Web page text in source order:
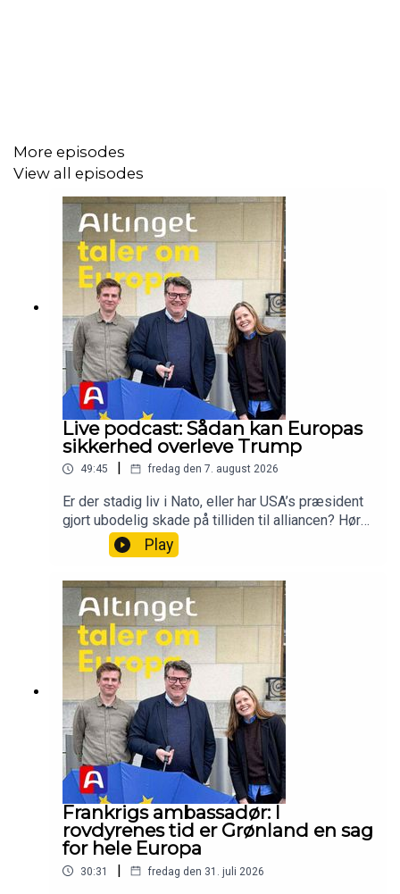
altinget.dk/ukraine
More episodes
View all episodes
Live podcast: Sådan kan Europas
sikkerhed overleve Trump
49:45 fredag den 7. august 2026
Er der stadig liv i Nato, eller har USA’s præsident
gjort ubodelig skade på tilliden til alliancen? Hør
vores diskussion med Nato-topfunktionær Jean
Ellermann-Kingombe og historiker Bo Lidegaard
optaget foran et publikum under Folkemødet.Vært
og tilrettelægger: Thomas Lauritzen, Altingets
Europa-analytikerMedvært: Rikke Albrechtsen,
EU-redaktørGæster: Bo Lidegaard, historiker og
tidl. chefredaktør på Politiken, og Jean Ellermann-
Kingombe, assisterende generalsekretær i
NatoProducer: Camille Marie Guerry,
podcastassistent
Play
Frankrigs ambassadør: I
rovdyrenes tid er Grønland en sag
for hele Europa
30:31 | fredag den 31. juli 2026